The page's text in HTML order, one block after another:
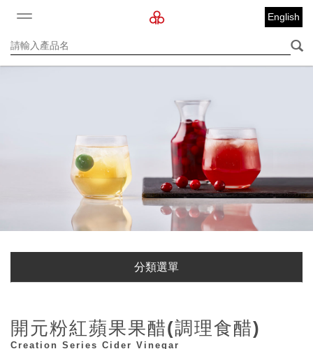
English
分類選單
開元粉紅蘋果果醋(調理食醋)
Creation Series Cider Vinegar